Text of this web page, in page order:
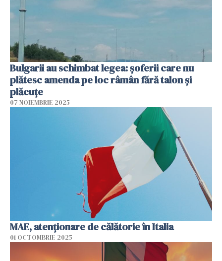
Bulgarii au schimbat legea: șoferii care nu
plătesc amenda pe loc râmân fără talon și
plăcuțe
07 NOIEMBRIE 2025
MAE, atenţionare de călătorie în Italia
01 OCTOMBRIE 2025